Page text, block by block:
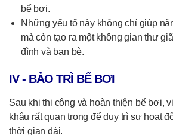
bể bơi.
Những yếu tố này không chỉ giúp
mà còn tạo ra một không gian thư
đình và bạn bè.
IV - BẢO TRÌ BỂ BƠI
Sau khi thi công và hoàn thiện bể bơi,
khâu rất quan trọng để duy trì sự hoạt
thời gian dài.